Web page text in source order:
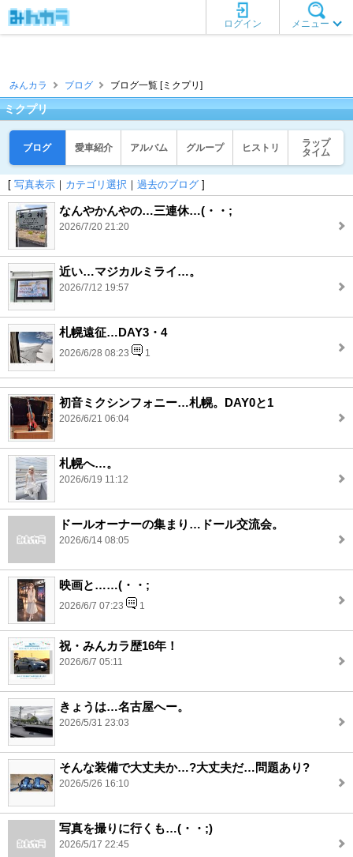
メニュー
ログイン
みんカラ ブログ ブログ一覧 [ミクプリ]
ミクプリ
ブログ 愛車紹介 アルバム グループ ヒストリ
ラップ
タイム
[ 写真表示 ｜ カテゴリ選択 ｜ 過去のブログ ]
なんやかんやの…三連休…(・・;
2026/7/20 21:20
近い…マジカルミライ…。
2026/7/12 19:57
札幌遠征…DAY3・4
2026/6/28 08:23 1
初音ミクシンフォニー…札幌。DAY0と1
2026/6/21 06:04
札幌へ…。
2026/6/19 11:12
ドールオーナーの集まり…ドール交流会。
2026/6/14 08:05
映画と……(・・;
2026/6/7 07:23 1
祝・みんカラ歴16年！
2026/6/7 05:11
きょうは…名古屋へー。
2026/5/31 23:03
そんな装備で大丈夫か…?大丈夫だ…問題あり?
2026/5/26 16:10
写真を撮りに行くも…(・・;)
2026/5/17 22:45